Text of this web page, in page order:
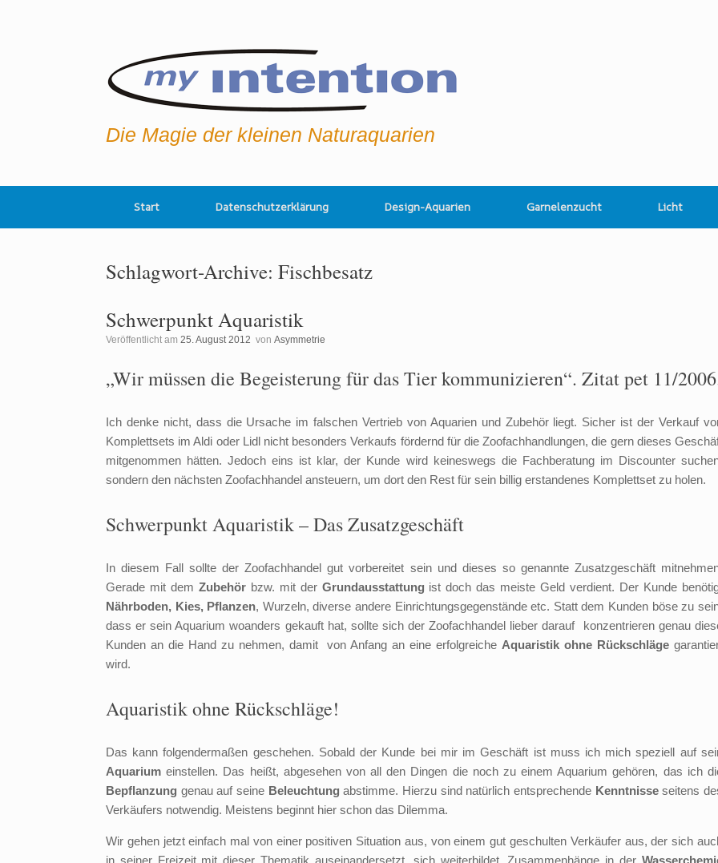
Die Magie der kleinen Naturaquarien
Start Datenschutzerklärung Design-Aquarien Garnelenzucht Licht
Schlagwort-Archive: Fischbesatz
Schwerpunkt Aquaristik
Veröffentlicht am 25. August 2012 von Asymmetrie
„Wir müssen die Begeisterung für das Tier kommunizieren“. Zitat pet 11/
Ich denke nicht, dass die Ursache im falschen Vertrieb von Aquarien und Zubehör liegt. Sicher ist der Verkauf
Komplettsets im Aldi oder Lidl nicht besonders Verkaufs fördernd für die Zoofachhandlungen, die gern dieses
mitgenommen hätten. Jedoch eins ist klar, der Kunde wird keineswegs die Fachberatung im Discounter
sondern den nächsten Zoofachhandel ansteuern, um dort den Rest für sein billig erstandenes Komplettset zu holen.
Schwerpunkt Aquaristik – Das Zusatzgeschäft
In diesem Fall sollte der Zoofachhandel gut vorbereitet sein und dieses so genannte Zusatzgeschäft
Gerade mit dem Zubehörbzw. mit der Grundausstattung ist doch das meiste Geld verdient. Der Kunde
Nährboden, Kies, Pflanzen, Wurzeln, diverse andere Einrichtungsgegenstände etc. Statt dem Kunden böse zu
dass er sein Aquarium woanders gekauft hat, sollte sich der Zoofachhandel lieber darauf konzentrieren genau
Kunden an die Hand zu nehmen, damit von Anfang an eine erfolgreiche Aquaristik ohne Rückschläge
wird.
Aquaristik ohne Rückschläge!
Das kann folgendermaßen geschehen. Sobald der Kunde bei mir im Geschäft ist muss ich mich speziell auf
Aquarium einstellen. Das heißt, abgesehen von all den Dingen die noch zu einem Aquarium gehören, das ich
Bepflanzung genau auf seine Beleuchtung abstimme. Hierzu sind natürlich entsprechende Kenntnisseseitens
Verkäufers notwendig. Meistens beginnt hier schon das Dilemma.
Wir gehen jetzt einfach mal von einer positiven Situation aus, von einem gut geschulten Verkäufer aus, der sich
in seiner Freizeit mit dieser Thematik auseinandersetzt, sich weiterbildet, Zusammenhänge in der